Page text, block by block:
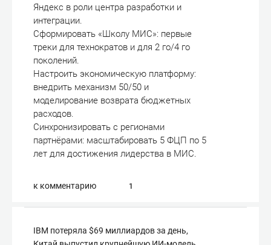
Яндекс в роли центра разработки и
интеграции.
Сформировать «Школу МИС»: первые
треки для технократов и для 2 го/4 го
поколений.
Настроить экономическую платформу:
внедрить механизм 50/50 и
моделирование возврата бюджетных
расходов.
Синхронизировать с регионами
партнёрами: масштабировать 5 ФЦП по 5
лет для достижения лидерства в МИС.
к комментарию 1
IBM потеряла $69 миллиардов за день,